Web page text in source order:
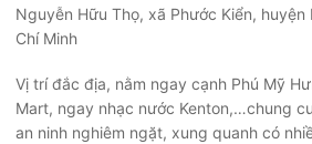
Nguyễn Hữu Thọ, xã Phước Kiển, huyện
Chí Minh
Vị trí đắc địa, nằm ngay cạnh Phú Mỹ
Mart, ngay nhạc nước Kenton,…chung
an ninh nghiêm ngặt, xung quanh có